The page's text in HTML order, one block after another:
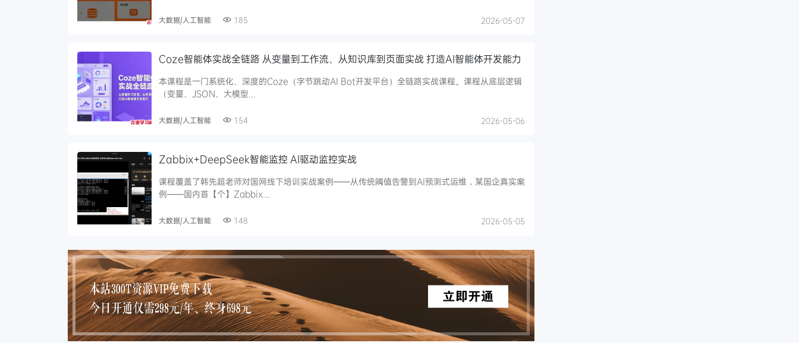
大数据/人工智能 185 2026-05-07
Coze智能体实战全链路 从变量到工作流、从知识库到页面实战 打造AI智能体开发能力
本课程是一门系统化、深度的Coze（字节跳动AI Bot开发平台）全链路实战课程。课程从底层逻辑
（变量、JSON、大模型...
大数据/人工智能 154 2026-05-06
Zabbix+DeepSeek智能监控 AI驱动监控实战
课程覆盖了韩先超老师对国网线下培训实战案例——从传统阈值告警到AI预测式运维，某国企真实案
例——国内首【个】Zabbix...
大数据/人工智能 148 2026-05-05